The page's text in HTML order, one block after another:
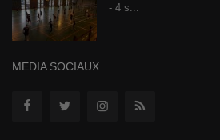
- 4 s...
MEDIA SOCIAUX